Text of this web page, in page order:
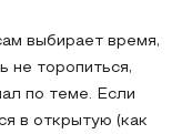
выбирает время,
не торопиться,
по теме. Если
в открытую (как